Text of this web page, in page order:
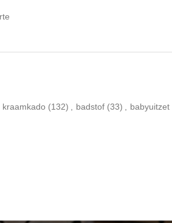
kraamkado (132) badstof (33) babyuitzet